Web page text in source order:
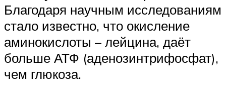
Благодаря научным исследованиям
стало известно, что окисление
аминокислоты – лейцина, даёт
больше АТФ (аденозинтрифосфат),
чем глюкоза.